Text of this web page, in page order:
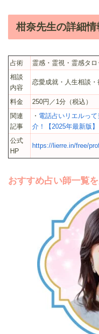
柑奈先生の詳細情
占術
霊感・霊視・霊感タ
相談
内容
恋愛成就・人生相談
料金
250円／1分（税込）
関連
記事
・ 電話占いリエルっ
介！【2025年最新版】
公式
HP
https://lierre.in/free/
おすすめ占い師一覧